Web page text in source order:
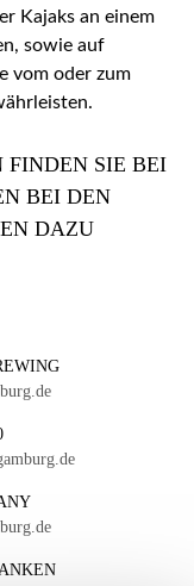
Kajaks an einem
sowie auf
vom oder zum
FINDEN SIE BEI
BEI DEN
DAZU